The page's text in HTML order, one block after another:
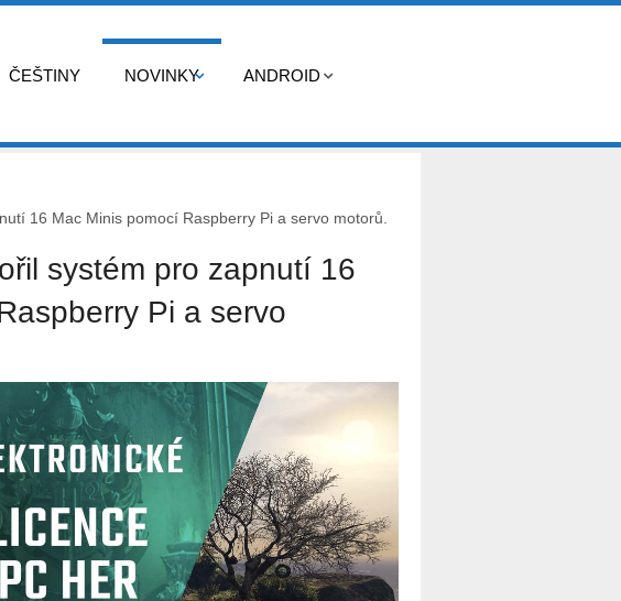
ČEŠTINY NOVINKY ANDROID
16 Mac Minis pomocí Raspberry Pi a servo motorů.
systém pro zapnutí 16
Pi a servo